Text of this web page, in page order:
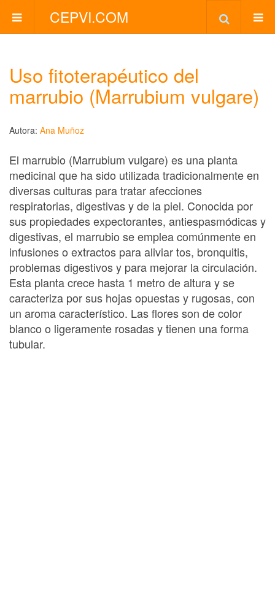
CEPVI.COM
Uso fitoterapéutico del
marrubio (Marrubium vulgare)
Autora: Ana Muñoz
El marrubio (Marrubium vulgare) es una planta
medicinal que ha sido utilizada tradicionalmente en
diversas culturas para tratar afecciones
respiratorias, digestivas y de la piel. Conocida por
sus propiedades expectorantes, antiespasmódicas y
digestivas, el marrubio se emplea comúnmente en
infusiones o extractos para aliviar tos, bronquitis,
problemas digestivos y para mejorar la circulación.
Esta planta crece hasta 1 metro de altura y se
caracteriza por sus hojas opuestas y rugosas, con
un aroma característico. Las flores son de color
blanco o ligeramente rosadas y tienen una forma
tubular.